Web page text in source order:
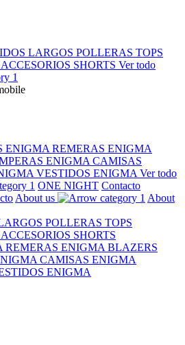
LARGOS POLLERAS TOPS
ACCESORIOS SHORTS Ver todo
ENIGMA REMERAS ENIGMA
ENIGMA CAMISAS
VESTIDOS ENIGMA Ver todo
ONE NIGHT Contacto
About us
About
POLLERAS TOPS
ACCESORIOS SHORTS
REMERAS ENIGMA BLAZERS
CAMISAS ENIGMA
ENIGMA